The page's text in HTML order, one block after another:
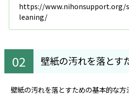
https://www.nihonsupport.org/
leaning/
壁紙の汚れを落とす
壁紙の汚れを落とすための基本的な